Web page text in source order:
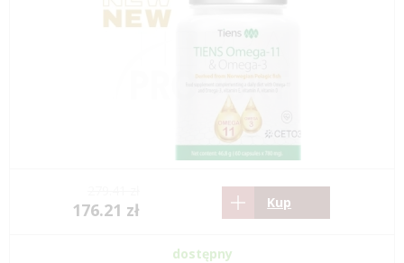
176.21 zł Kup
dostępny